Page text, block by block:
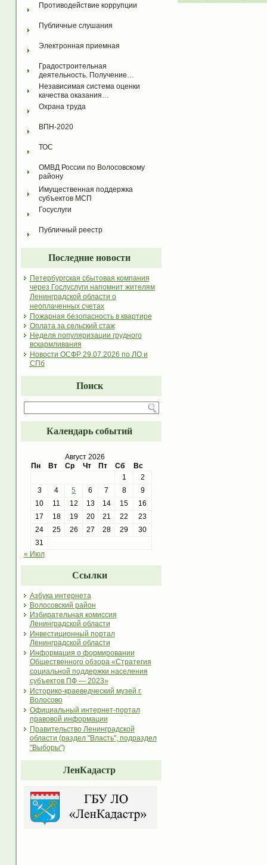
Противодействие коррупции
Публичные слушания
Электронная приемная
Градостроительная
деятельность. Получение…
Независимая система оценки
качества оказания…
Охрана труда
ВПН-2020
ТОС
ОМВД России по Волосовскому
району
Имущественная поддержка
субъектов МСП
Госуслуги
Публичный реестр
Последние новости
Петербургская сбытовая компания
через Гослуслуги напомнит жителям
Ленинградской области о
неоплаченных счетах
Пожарная безопасность в квартире
Оплата за сельский стаж
Неделя популяризации грудного
вскармливания
Новости ОСФР 29.07.2026 по ЛО и
СПб
Поиск
Календарь событий
Август 2026
Пн
Вт Ср Чт Пт Сб
Вс
1
2
3
4 5 6 7 8
9
10
11 12 13 14 15
16
17
18 19 20 21 22
23
24
25 26 27 28 29
30
31
« Июл
Ссылки
Азбука интернета
Волосовский район
Избирательная комиссия
Ленинградской области
Инвестиционный портал
Ленинградской области
Информация о формировании
Общественного обзора «Стратегия
социальной поддержки населения
субъектов ПФ — 2023»
Историко-краеведческий музей г.
Волосово
Официальный интернет-портал
правовой информации
Правительство Ленинградской
области (раздел "Власть", подраздел
"Выборы")
ЛенКадастр